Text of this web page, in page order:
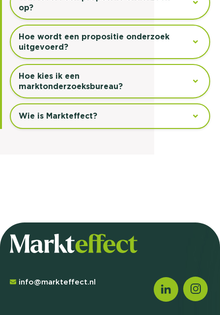
op?
Hoe wordt een propositie onderzoek
uitgevoerd?
Hoe kies ik een
marktonderzoeksbureau?
Wie is Markteffect?
info@markteffect.nl